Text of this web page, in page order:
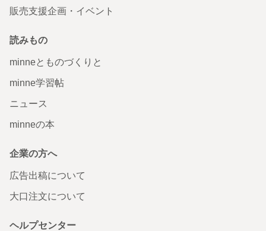
販売支援企画・イベント
読みもの
minneとものづくりと
minne学習帖
ニュース
minneの本
企業の方へ
広告出稿について
大口注文について
ヘルプセンター